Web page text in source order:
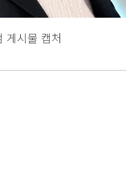
게시물 캡처